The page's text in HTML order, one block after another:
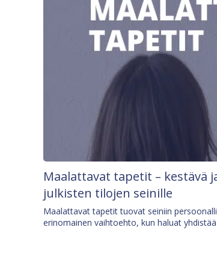
Maalattavat tapetit – kestävä
julkisten tilojen seinille
Maalattavat tapetit tuovat seiniin
erinomainen vaihtoehto, kun haluat